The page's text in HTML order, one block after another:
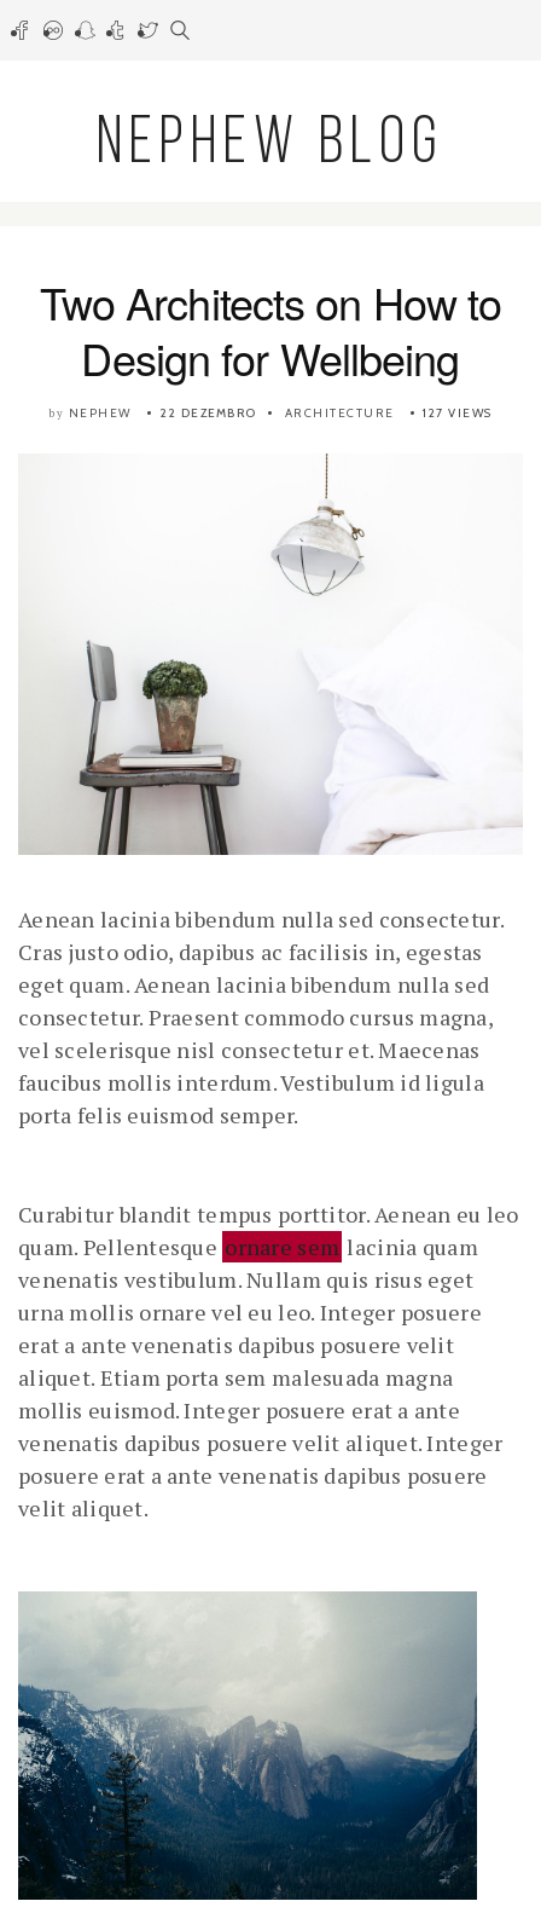
NEPHEW BLOG
Two Architects on How to
Design for Wellbeing
by NEPHEW 22 DEZEMBRO ARCHITECTURE 127 VIEWS
Aenean lacinia bibendum nulla sed consectetur.
Cras justo odio, dapibus ac facilisis in, egestas
eget quam. Aenean lacinia bibendum nulla sed
consectetur. Praesent commodo cursus magna,
vel scelerisque nisl consectetur et. Maecenas
faucibus mollis interdum. Vestibulum id ligula
porta felis euismod semper.
Curabitur blandit tempus porttitor. Aenean eu leo
quam. Pellentesque ornare sem lacinia quam
venenatis vestibulum. Nullam quis risus eget
urna mollis ornare vel eu leo. Integer posuere
erat a ante venenatis dapibus posuere velit
aliquet. Etiam porta sem malesuada magna
mollis euismod. Integer posuere erat a ante
venenatis dapibus posuere velit aliquet. Integer
posuere erat a ante venenatis dapibus posuere
velit aliquet.